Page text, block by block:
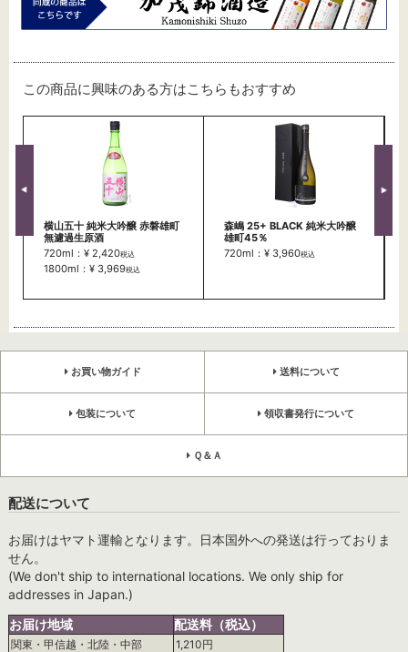
この商品に興味のある方はこちらもおすすめ
横山五十 純米大吟醸 赤磐雄町
無濾過生原酒
720ml：¥ 2,420税込
1800ml：¥ 3,969税込
森嶋 25+ BLACK 純米大吟醸
雄町45％
720ml：¥ 3,960税込
お買い物ガイド 送料について
包装について 領収書発行について
Ｑ＆Ａ
配送について
お届けはヤマト運輸となります。日本国外への発送は行っておりま
せん。
(We don't ship to international locations. We only ship for
addresses in Japan.)
お届け地域
配送料（税込）
関東・甲信越・北陸・中部
1,210円